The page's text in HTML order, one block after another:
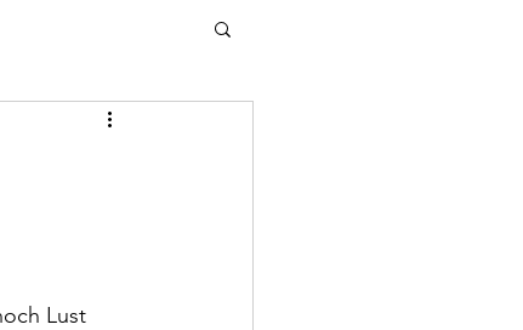
Lust